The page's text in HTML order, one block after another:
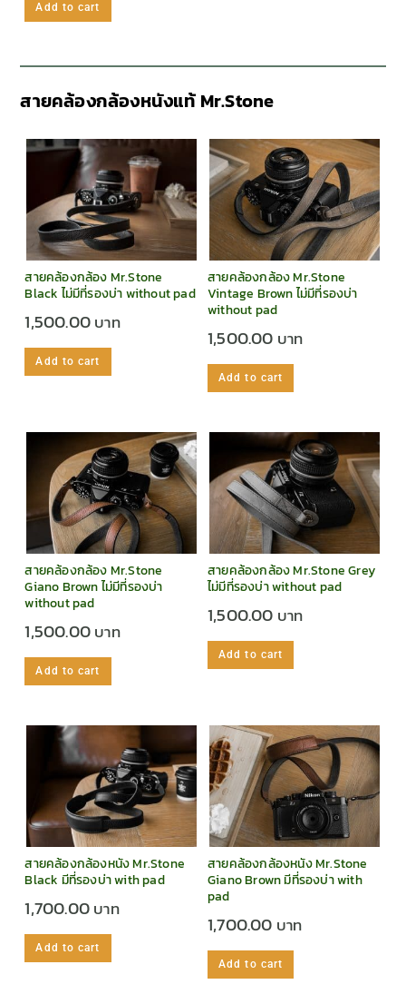
Add to cart
สายคล้องกล้องหนังแท้ Mr.Stone
สายคล้องกล้อง Mr.Stone
Black ไม่มีที่รองบ่า without pad
1,500.00
Add to cart
สายคล้องกล้อง Mr.Stone
Vintage Brown ไม่มีที่รองบ่า
without pad
1,500.00
Add to cart
สายคล้องกล้อง Mr.Stone
Giano Brown ไม่มีที่รองบ่า
without pad
1,500.00
Add to cart
สายคล้องกล้อง Mr.Stone Grey
ไม่มีที่รองบ่า without pad
1,500.00
Add to cart
สายคล้องกล้องหนัง Mr.Stone
Black มีที่รองบ่า with pad
1,700.00
Add to cart
สายคล้องกล้องหนัง Mr.Stone
Giano Brown มีที่รองบ่า with
pad
1,700.00
Add to cart